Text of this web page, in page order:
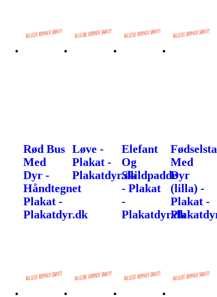
Rød Bus
Med
Dyr -
Håndtegnet
Plakat -
Plakatdyr.dk
Løve -
Plakat -
Plakatdyr.dk
Elefant
Og
Skildpadde
- Plakat
-
Plakatdyr.dk
Med
Dyr
(lilla) -
Plakat -